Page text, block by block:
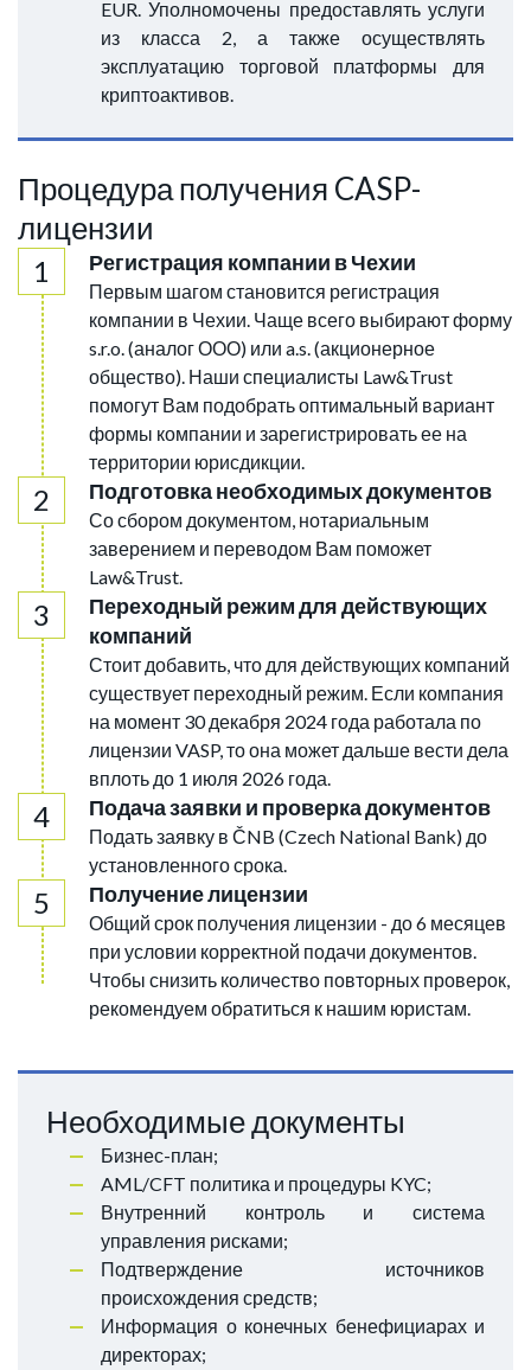
EUR. Уполномочены предоставлять услуги
из класса 2, а также осуществлять
эксплуатацию торговой платформы для
криптоактивов.
Процедура получения CASP-
лицензии
Регистрация компании в Чехии
Первым шагом становится регистрация
компании в Чехии. Чаще всего выбирают форму
s.r.o. (аналог ООО) или a.s. (акционерное
общество). Наши специалисты Law&Trust
помогут Вам подобрать оптимальный вариант
формы компании и зарегистрировать ее на
территории юрисдикции.
Подготовка необходимых документов
Со сбором документом, нотариальным
заверением и переводом Вам поможет
Law&Trust.
Переходный режим для действующих
компаний
Стоит добавить, что для действующих компаний
существует переходный режим. Если компания
на момент 30 декабря 2024 года работала по
лицензии VASP, то она может дальше вести дела
вплоть до 1 июля 2026 года.
Подача заявки и проверка документов
Подать заявку в ČNB (Czech National Bank) до
установленного срока.
Получение лицензии
Общий срок получения лицензии - до 6 месяцев
при условии корректной подачи документов.
Чтобы снизить количество повторных проверок,
рекомендуем обратиться к нашим юристам.
Необходимые документы
Бизнес-план;
AML/CFT политика и процедуры KYC;
Внутренний контроль и система
управления рисками;
Подтверждение источников
происхождения средств;
Информация о конечных бенефициарах и
директорах;